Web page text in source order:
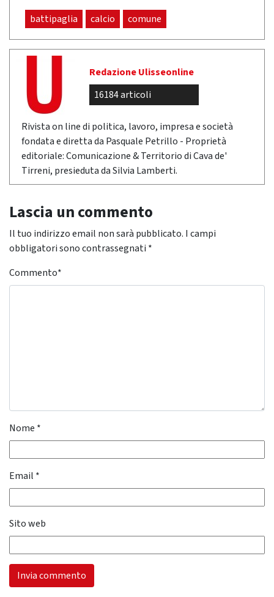
battipaglia calcio comune
Redazione Ulisseonline
16184 articoli
Rivista on line di politica, lavoro, impresa e società
fondata e diretta da Pasquale Petrillo - Proprietà
editoriale: Comunicazione & Territorio di Cava de'
Tirreni, presieduta da Silvia Lamberti.
Lascia un commento
Il tuo indirizzo email non sarà pubblicato. I campi
obbligatori sono contrassegnati *
Commento*
Nome *
Email *
Sito web